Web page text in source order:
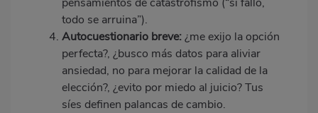
todo se arruina”).
Autocuestionario breve:¿me exijo la opción
perfecta?, ¿busco más datos para aliviar
ansiedad, no para mejorar la calidad de la
elección?, ¿evito por miedo al juicio? Tus
síes definen palancas de cambio.